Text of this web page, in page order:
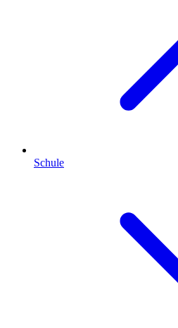
Schule